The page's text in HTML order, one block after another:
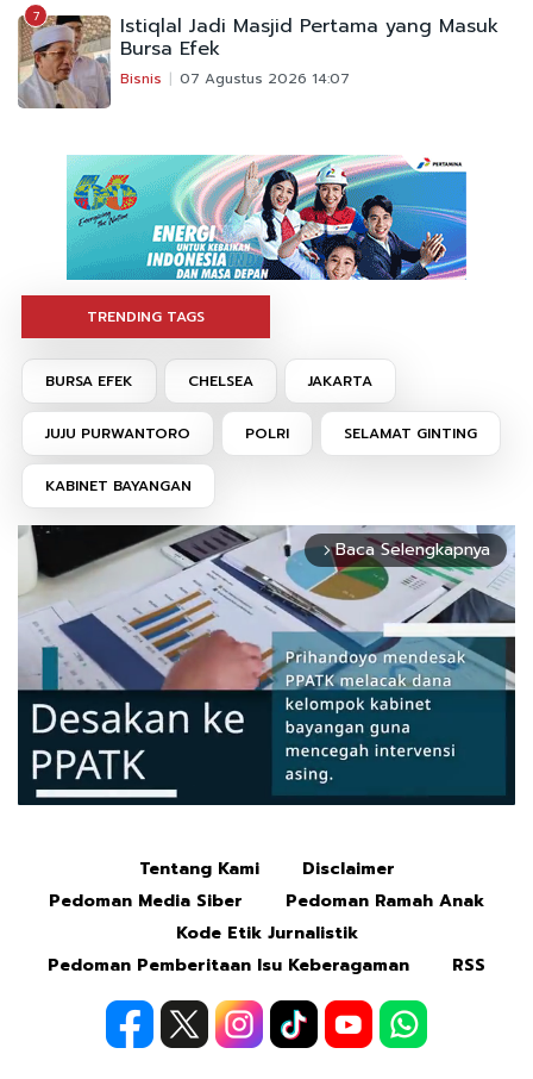
7 Istiqlal Jadi Masjid Pertama yang Masuk
Bursa Efek
Bisnis 07 Agustus 2026 14:07
TRENDING TAGS
BURSA EFEK CHELSEA JAKARTA
JUJU PURWANTORO POLRI SELAMAT GINTING
KABINET BAYANGAN
arrow_forward_ios Baca Selengkapnya
Tentang Kami
Disclaimer
Pedoman Media Siber
Pedoman Ramah Anak
Kode Etik Jurnalistik
Pedoman Pemberitaan Isu Keberagaman
RSS